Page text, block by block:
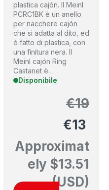
plastica cajón. Il Meinl
PCRC1BK è un anello
per nacchere cajón
che si adatta al dito, ed
è fatto di plastica, con
una finitura nera. Il
Meinl cajón Ring
Castanet è…
Disponibile
€19
€13
Approximat
ely $13.51
(USD)